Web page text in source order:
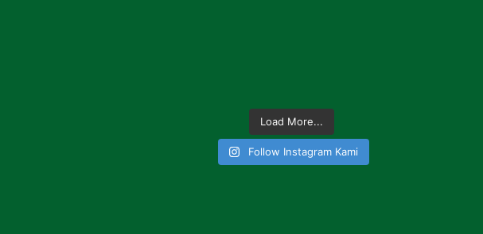
Load More...
Follow Instagram Kami